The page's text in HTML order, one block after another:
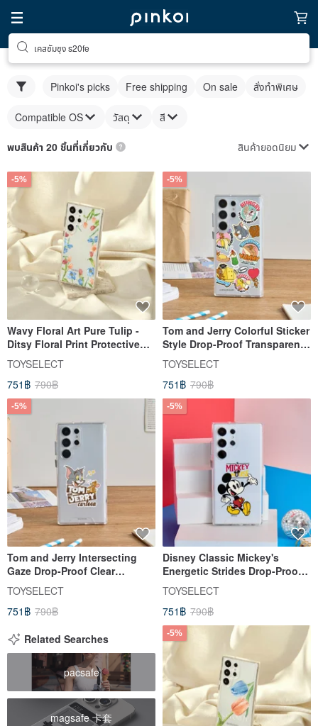
เคสซัมซุง s20fe
Pinkoi's picks Free shipping On sale สั่งทำพิเศษ
Compatible OS วัสดุ สี
พบสินค้า 20 ชิ้นที่เกี่ยวกับ สินค้ายอดนิยม
-5%
Wavy Floral Art Pure Tulip -
Ditsy Floral Print Protective
Clear Case for SAMSUNG
TOYSELECT
751฿ 790฿
-5%
Tom and Jerry Colorful Sticker
Style Drop-Proof Transparent
SAMSUNG Phone Case
TOYSELECT
751฿ 790฿
-5%
Tom and Jerry Intersecting
Gaze Drop-Proof Clear
Samsung Phone Case
TOYSELECT
751฿ 790฿
-5%
Disney Classic Mickey's
Energetic Strides Drop-Proof
Clear Case for SAMSUNG
TOYSELECT
751฿ 790฿
Related Searches
pacsafe
magsafe 卡套
-5%